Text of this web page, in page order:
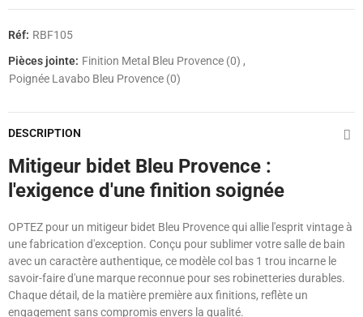
Réf: RBF105
Pièces jointe: Finition Metal Bleu Provence (0)
Poignée Lavabo Bleu Provence (0)
DESCRIPTION
Mitigeur bidet Bleu Provence :
l'exigence d'une finition soignée
OPTEZ pour un mitigeur bidet Bleu Provence qui allie l'esprit vintage à
une fabrication d'exception. Conçu pour sublimer votre salle de bain
avec un caractère authentique, ce modèle col bas 1 trou incarne le
savoir-faire d'une marque reconnue pour ses robinetteries durables.
Chaque détail, de la matière première aux finitions, reflète un
engagement sans compromis envers la qualité.